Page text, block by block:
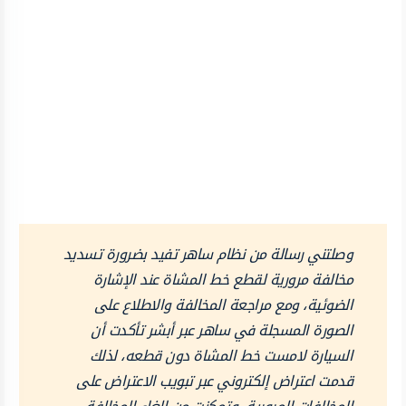
وصلتني رسالة من نظام ساهر تفيد بضرورة تسديد
مخالفة مرورية لقطع خط المشاة عند الإشارة
الضوئية، ومع مراجعة المخالفة والاطلاع على
الصورة المسجلة في ساهر عبر أبشر تأكدت أن
السيارة لامست خط المشاة دون قطعه، لذلك
قدمت اعتراض إلكتروني عبر تبويب الاعتراض على